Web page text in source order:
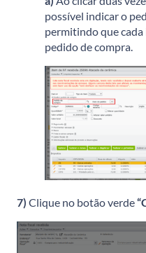
possível indicar o
permitindo que cada
pedido de compra.
7) Clique no botão verde